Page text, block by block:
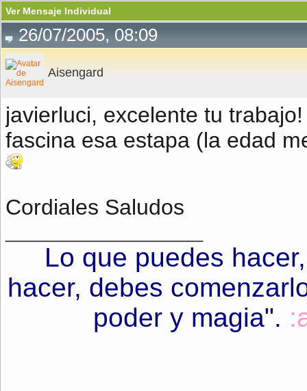
Ver Mensaje Individual
26/07/2005, 08:09
Aisengard
javierluci, excelente tu
fascina esa estapa (la edad
Cordiales Saludos
Lo que puedes
hacer, debes
poder y magia".